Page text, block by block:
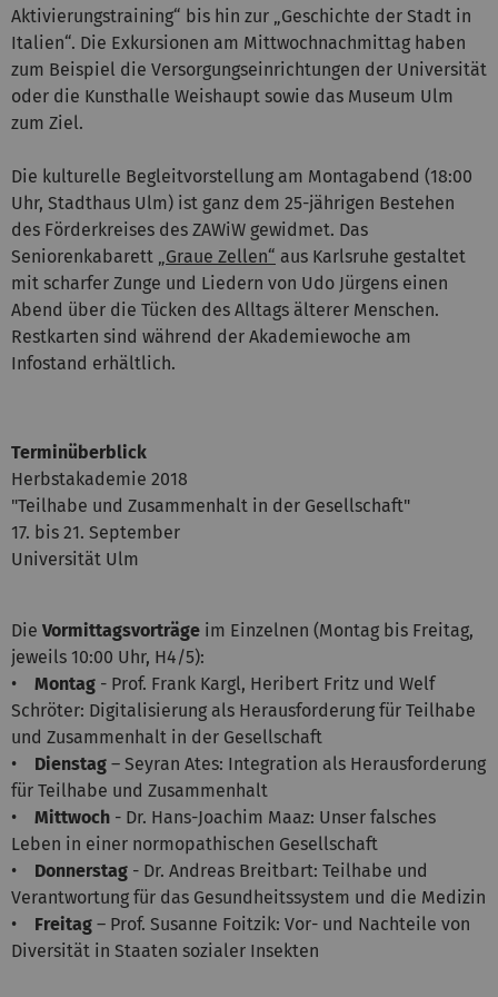
Aktivierungstraining“ bis hin zur „Geschichte der Stadt in
Italien“. Die Exkursionen am Mittwochnachmittag haben
zum Beispiel die Versorgungseinrichtungen der Universität
oder die Kunsthalle Weishaupt sowie das Museum Ulm
zum Ziel.
Die kulturelle Begleitvorstellung am Montagabend (18:00
Uhr, Stadthaus Ulm) ist ganz dem 25-jährigen Bestehen
des Förderkreises des ZAWiW gewidmet. Das
Seniorenkabarett
„Graue Zellen“ aus Karlsruhe gestaltet
mit scharfer Zunge und Liedern von Udo Jürgens einen
Abend über die Tücken des Alltags älterer Menschen.
Restkarten sind während der Akademiewoche am
Infostand erhältlich.
Terminüberblick
Herbstakademie 2018
"Teilhabe und Zusammenhalt in der Gesellschaft"
17. bis 21. September
Universität Ulm
Die Vormittagsvorträge im Einzelnen (Montag bis Freitag,
jeweils 10:00 Uhr, H4/5):
• Montag - Prof. Frank Kargl, Heribert Fritz und Welf
Schröter: Digitalisierung als Herausforderung für Teilhabe
und Zusammenhalt in der Gesellschaft
• Dienstag – Seyran Ates: Integration als Herausforderung
für Teilhabe und Zusammenhalt
• Mittwoch - Dr. Hans-Joachim Maaz: Unser falsches
Leben in einer normopathischen Gesellschaft
• Donnerstag - Dr. Andreas Breitbart: Teilhabe und
Verantwortung für das Gesundheitssystem und die Medizin
• Freitag – Prof. Susanne Foitzik: Vor- und Nachteile von
Diversität in Staaten sozialer Insekten